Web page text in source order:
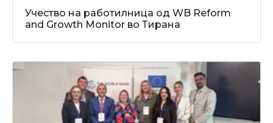
Учество на работилница од WB Reform
and Growth Monitor во Тирана